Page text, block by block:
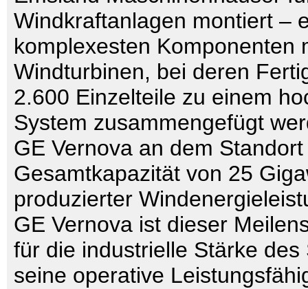
Windkraftanlagen montiert –
komplexesten Komponenten
Windturbinen, bei deren
2.600 Einzelteile zu einem
System zusammengefügt
GE Vernova an dem
Gesamtkapazität von 25
produzierter
GE Vernova ist dieser
für die industrielle Stärke des
seine operative